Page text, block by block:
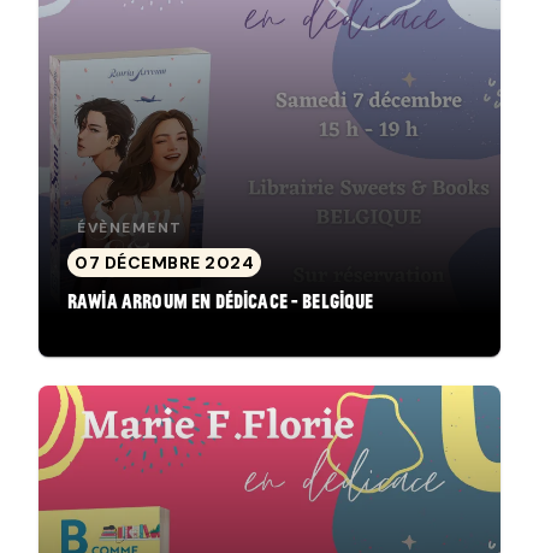
ÉVÈNEMENT
07 DÉCEMBRE 2024
Rawia Arroum en dédicace - Belgique